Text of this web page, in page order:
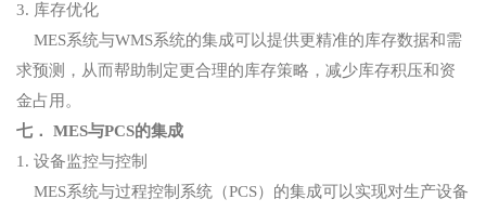
3. 库存优化
MES系统与WMS系统的集成可以提供更精准的库存数据和需
求预测，从而帮助制定更合理的库存策略，减少库存积压和资
金占用。
七． MES与PCS的集成
1. 设备监控与控制
MES系统与过程控制系统（PCS）的集成可以实现对生产设备